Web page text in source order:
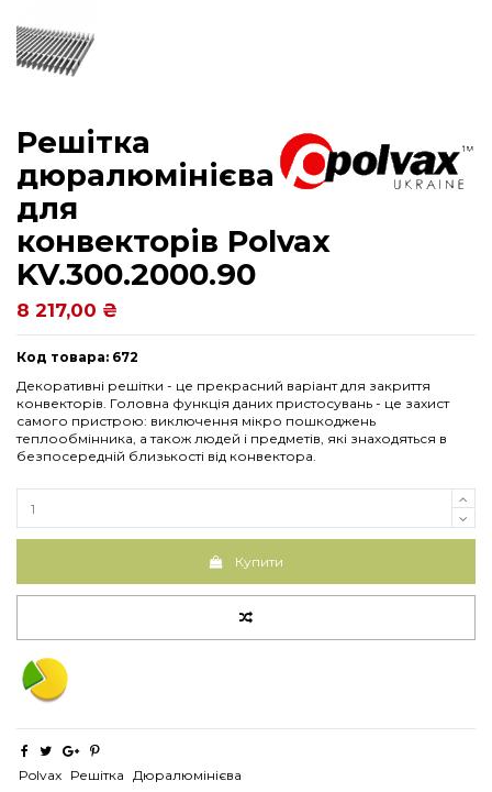
Решітка
дюралюмінієва
для
конвекторів Polvax
KV.300.2000.90
8 217,00 ₴
Код товара: 672
Декоративні решітки - це прекрасний варіант для закриття
конвекторів. Головна функція даних пристосувань - це захист
самого пристрою: виключення мікро пошкоджень
теплообмінника, а також людей і предметів, які знаходяться в
безпосередній близькості від конвектора.
Купити
Polvax Решітка Дюралюмінієва